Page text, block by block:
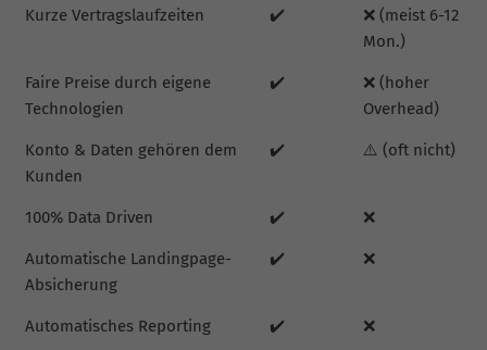
Kurze Vertragslaufzeiten ✔️
❌ (meist 6-12
Mon.)
Faire Preise durch eigene
Technologien
✔️
❌ (hoher
Overhead)
Konto & Daten gehören dem
Kunden
✔️ ⚠️ (oft nicht)
100% Data Driven ✔️ ❌
Automatische Landingpage-
Absicherung
✔️ ❌
Automatisches Reporting ✔️ ❌